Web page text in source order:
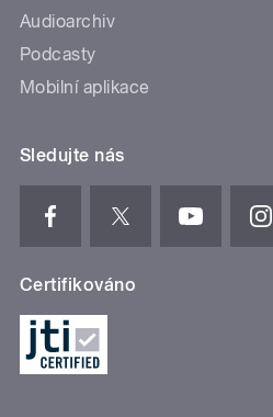
Audioarchiv
Podcasty
Mobilní aplikace
Sledujte nás
Certifikováno